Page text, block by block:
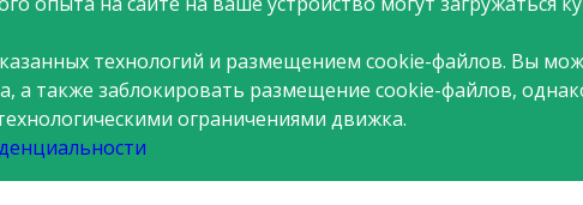
технологий и размещением cookie-файлов. Вы
а также заблокировать размещение cookie-файлов,
ограничениями движка.